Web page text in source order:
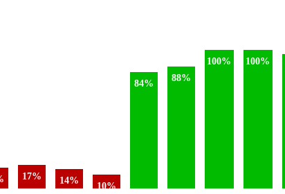
17%
14%
10%
84%
88%
100% 100%